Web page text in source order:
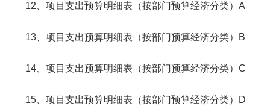
12、项目支出预算明细表（按部门预算经济分类）A
13、项目支出预算明细表（按部门预算经济分类）B
14、项目支出预算明细表（按部门预算经济分类）C
15、项目支出预算明细表（按部门预算经济分类）D